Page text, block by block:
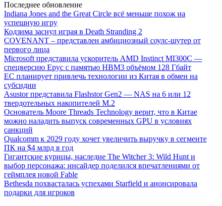
Последнее обновление
Indiana Jones and the Great Circle всё меньше похож на
успешную игру
Кодзима заснул играя в Death Stranding 2
COVENANT – представлен амбициозный соулс-шутер от
первого лица
Microsoft представила ускоритель AMD Instinct MI300C —
спецверсию Epyc с памятью HBM3 объёмом 128 Гбайт
ЕС планирует привлечь технологии из Китая в обмен на
субсидии
Asustor представила Flashstor Gen2 — NAS на 6 или 12
твердотельных накопителей M.2
Основатель Moore Threads Technology верит, что в Китае
можно наладить выпуск современных GPU в условиях
санкций
Qualcomm к 2029 году хочет увеличить выручку в сегменте
ПК на $4 млрд в год
Гигантские курицы, наследие The Witcher 3: Wild Hunt и
выбор персонажа: инсайдер поделился впечатлениями от
геймплея новой Fable
Bethesda похвасталась успехами Starfield и анонсировала
подарки для игроков